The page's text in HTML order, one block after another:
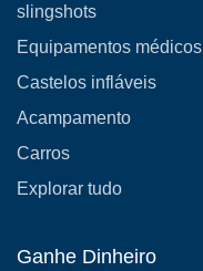
slingshots
Equipamentos médicos
Castelos infláveis
Acampamento
Carros
Explorar tudo
Ganhe Dinheiro